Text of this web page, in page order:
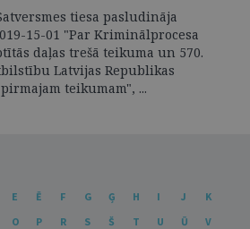
tiesa pasludināja
15-01 "Par Kriminālprocesa
daļas trešā teikuma un 570.
Latvijas Republikas
teikumam", ...
E Ē F G Ģ H I J
K
O P R S Š T U Ū
V